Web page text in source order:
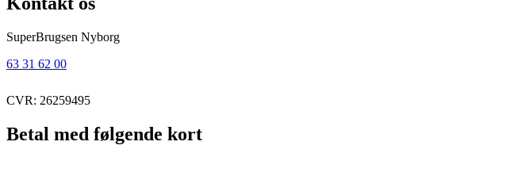
SuperBrugsen Nyborg
63 31 62 00
CVR: 26259495
Betal med følgende kort